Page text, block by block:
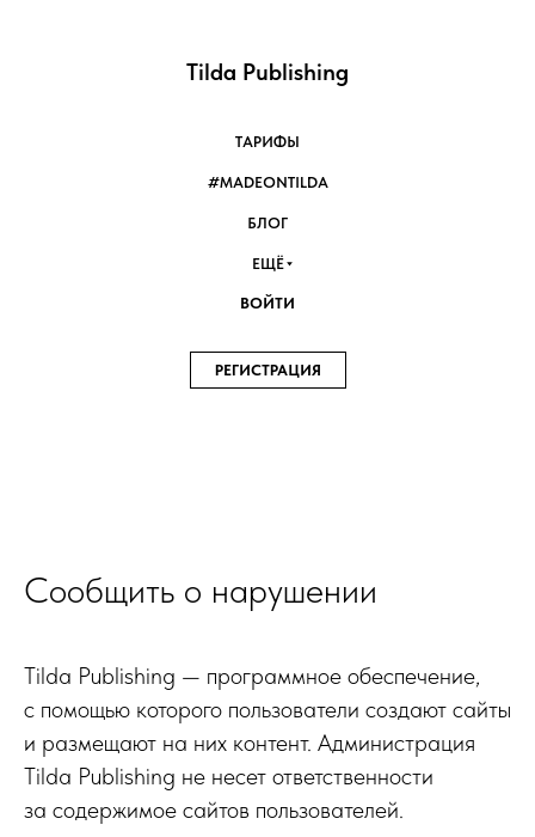
Tilda Publishing
ТАРИФЫ
#MADEONTILDA
БЛОГ
ЕЩЁ
ВОЙТИ
РЕГИСТРАЦИЯ
Сообщить о нарушении
Tilda Publishing — программное обеспечение,
с помощью которого пользователи создают сайты
и размещают на них контент. Администрация
Tilda Publishing не несет ответственности
за содержимое сайтов пользователей.